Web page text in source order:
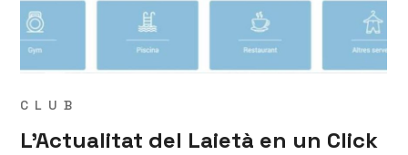
CLUB
L’Actualitat del Laietà en un Click